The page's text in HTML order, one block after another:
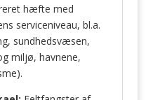
hæfte med
serviceniveau, bl.a.
sundhedsvæsen,
miljø, havnene,